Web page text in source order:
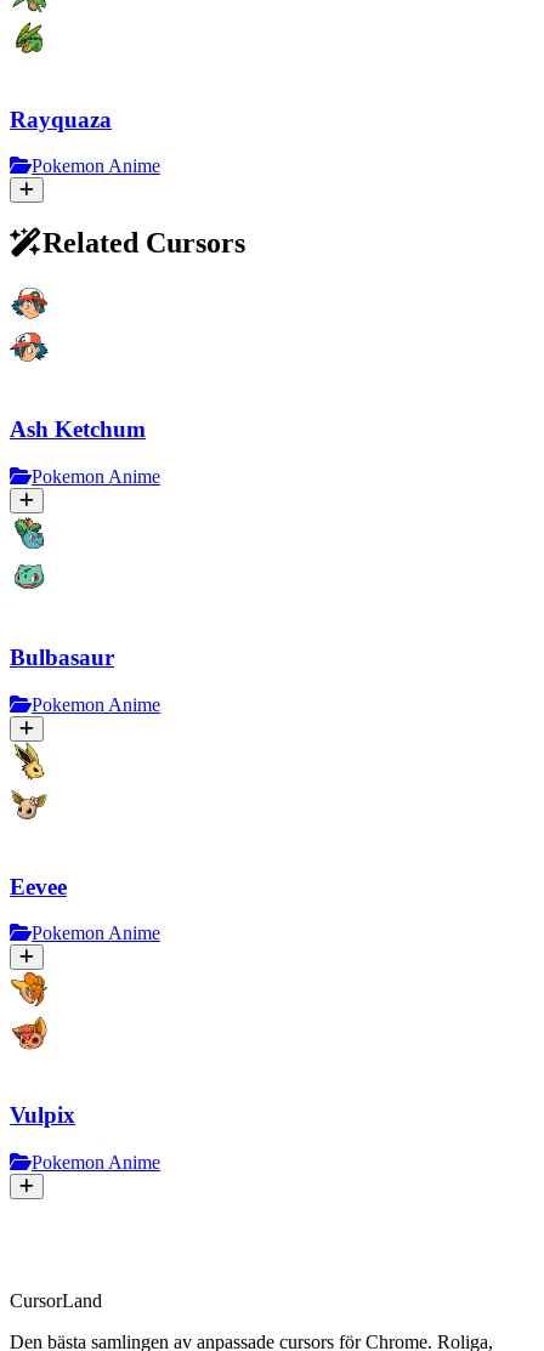
Rayquaza
Pokemon Anime
Related Cursors
Ash Ketchum
Pokemon Anime
Bulbasaur
Pokemon Anime
Eevee
Pokemon Anime
Vulpix
Pokemon Anime
CursorLand
Den bästa samlingen av anpassade cursors för Chrome. Roliga,